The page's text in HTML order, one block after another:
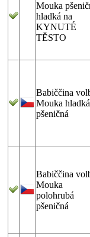
Mouka
hladká na
KYNUTÉ
TĚSTO
Babiččina
Mouka hladká
pšeničná
Babiččina
Mouka
polohrubá
pšeničná